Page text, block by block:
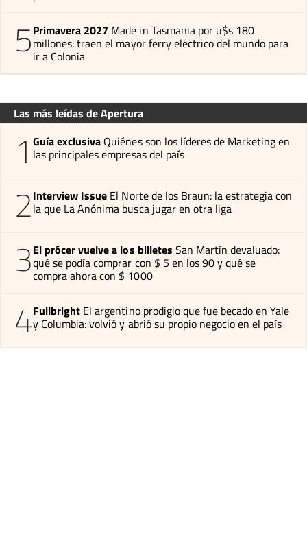
5Primavera 2027 Made in Tasmania por u$s 180
millones: traen el mayor ferry eléctrico del mundo para
ir a Colonia
Las más leídas de Apertura
1 Guía exclusiva Quiénes son los líderes de Marketing en
las principales empresas del país
2Interview Issue El Norte de los Braun: la estrategia con
la que La Anónima busca jugar en otra liga
3El prócer vuelve a los billetes San Martín devaluado:
qué se podía comprar con $ 5 en los 90 y qué se
compra ahora con $ 1000
4Fullbright El argentino prodigio que fue becado en Yale
y Columbia: volvió y abrió su propio negocio en el país